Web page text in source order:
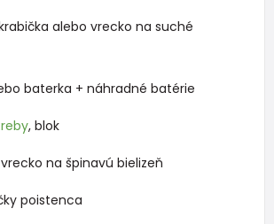
alebo vrecko na suché
baterka + náhradné batérie
, blok
na špinavú bielizeň
poistenca